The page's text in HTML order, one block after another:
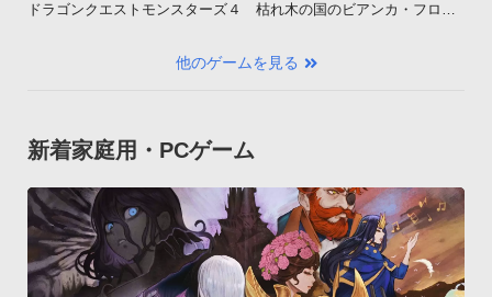
ドラゴンクエストモンスターズ４ 枯れ木の国のビアンカ・フロー
他のゲームを見る
新着家庭用・PCゲーム